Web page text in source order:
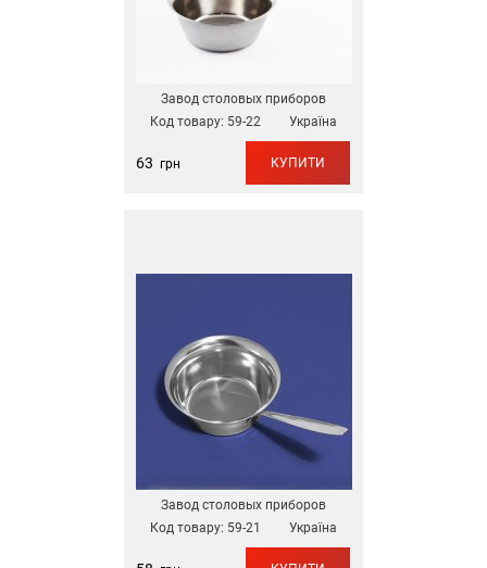
Завод столовых приборов
Код товару: 59-22 Україна
63 грн КУПИТИ
Завод столовых приборов
Код товару: 59-21 Україна